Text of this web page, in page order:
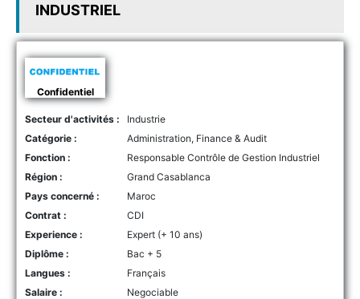
INDUSTRIEL
Confidentiel
Secteur d'activités :
Industrie
Catégorie :
Administration, Finance & Audit
Fonction :
Responsable Contrôle de Gestion Industriel
Région :
Grand Casablanca
Pays concerné :
Maroc
Contrat :
CDI
Experience :
Expert (+ 10 ans)
Diplôme :
Bac + 5
Langues :
Français
Salaire :
Negociable